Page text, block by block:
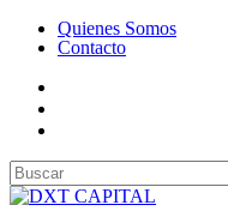
Quienes Somos
Contacto